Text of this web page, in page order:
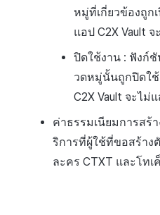
หมู่ที่เกี่ยวข้องถูก
แอป C2X Vault จ
ปิดใช้งาน : ฟังก์
วดหมู่นั้นถูกปิดใ
C2X Vault จะไม่
ค่าธรรมเนียมการสร้
ริการที่ผู้ใช้ที่ขอสร้าง
ละคร CTXT และโท